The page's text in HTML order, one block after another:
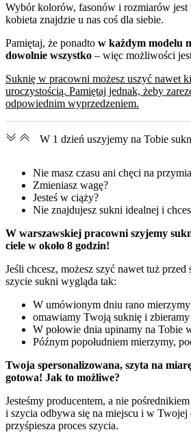
Wybór kolorów, fasonów i rozmiarów jest
kobieta znajdzie u nas coś dla siebie.
Pamiętaj, że ponadto w każdym modelu
dowolnie wszystko – więc możliwości
Suknię w pracowni możesz uszyć nawet
uroczystością. Pamiętaj jednak, żeby
odpowiednim wyprzedzeniem.
W 1 dzień uszyjemy na Tobie
Nie masz czasu ani chęci na
Zmieniasz wagę?
Jesteś w ciąży?
Nie znajdujesz sukni idealnej i
W warszawskiej pracowni szyjemy
ciele w około 8 godzin!
Jeśli chcesz, możesz szyć nawet tuż
szycie sukni wygląda tak:
W umówionym dniu rano
omawiamy Twoją suknię i zbieramy
W połowie dnia upinamy na Tobie
Późnym popołudniem mierzymy,
Twoja spersonalizowana, szyta na
gotowa! Jak to możliwe?
Jesteśmy producentem, a nie
i szycia odbywa się na miejscu i w Twojej
przyśpiesza proces szycia.